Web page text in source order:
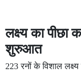
लक्ष्य का पीछा
शुरुआत
223 रनों के विशाल